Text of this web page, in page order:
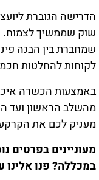
הדרישה הגוברת
שוק שממשיך
שמחברת בין הבנה
לקוחות להחלטות
באמצעות הכשרה
מהשלב הראשון ועד
מעניק לכם את
מעוניינים בפרטים
במכללה? פנו אלינו